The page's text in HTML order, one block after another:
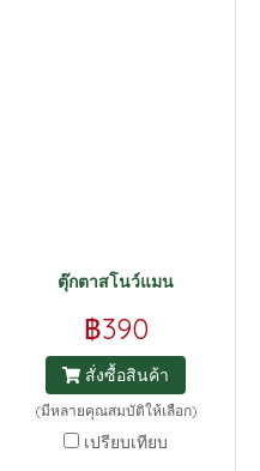
ตุ๊กตาสโนว์แมน
฿390
สั่งซื้อสินค้า
(มีหลายคุณสมบัติให้เลือก)
เปรียบเทียบ